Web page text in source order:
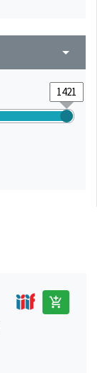
arrow_drop_down
add_shopping_cart